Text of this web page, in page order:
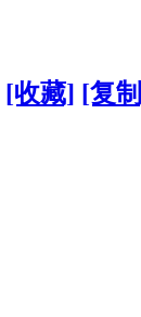
[收藏] [复